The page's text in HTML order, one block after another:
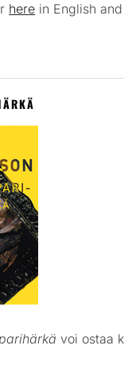
here in English and
voi ostaa